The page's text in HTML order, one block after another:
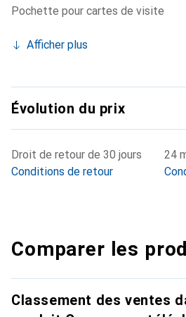
Pochette pour cartes de visite
Afficher plus
Évolution du prix
Droit de retour de 30 jours
Conditions de retour
24
Comparer les
Classement des ventes